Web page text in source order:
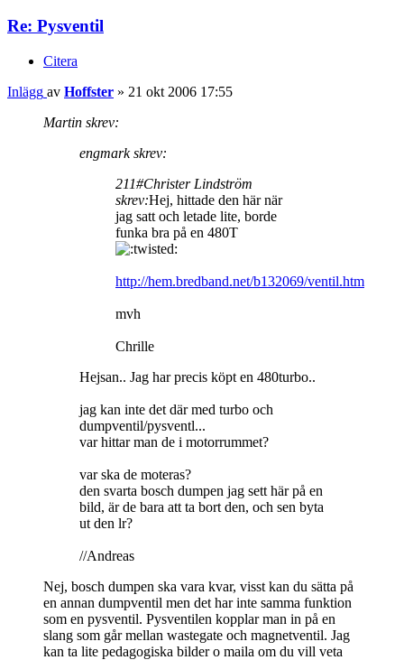
Re: Pysventil
Citera
Inlägg av Hoffster » 21 okt 2006 17:55
Martin skrev:
engmark skrev:
211#Christer Lindström
skrev:Hej, hittade den här när
jag satt och letade lite, borde
funka bra på en 480T
http://hem.bredband.net/b132069/ventil.htm
mvh
Chrille
Hejsan.. Jag har precis köpt en 480turbo..
jag kan inte det där med turbo och
dumpventil/pysventl...
var hittar man de i motorrummet?
var ska de moteras?
den svarta bosch dumpen jag sett här på en
bild, är de bara att ta bort den, och sen byta
ut den lr?
//Andreas
Nej, bosch dumpen ska vara kvar, visst kan du sätta på
en annan dumpventil men det har inte samma funktion
som en pysventil. Pysventilen kopplar man in på en
slang som går mellan wastegate och magnetventil. Jag
kan ta lite pedagogiska bilder o maila om du vill veta